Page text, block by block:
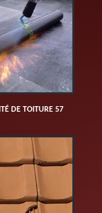
DE TOITURE 57